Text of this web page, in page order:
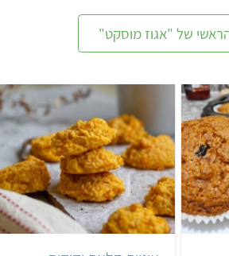
של "אגוז מוסקט"
קל